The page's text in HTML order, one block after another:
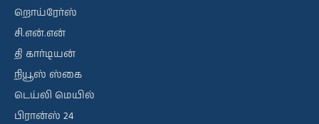
றொய்ரேர்ஸ்
சி.என்.என்
தி கார்டியன்
நியூஸ் ஸ்கை
டெய்லி மெயில்
பிரான்ஸ் 24